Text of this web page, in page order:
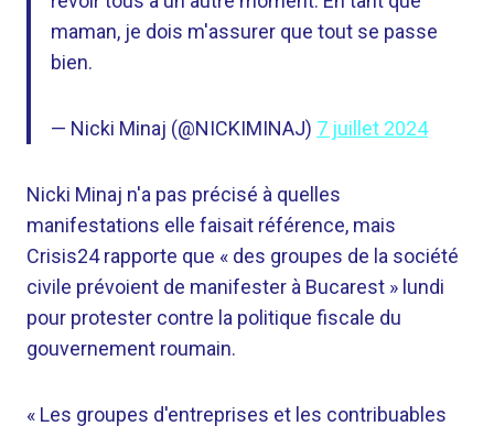
maman, je dois m'assurer que tout se passe
bien.
— Nicki Minaj (@NICKIMINAJ) 7 juillet 2024
Nicki Minaj n'a pas précisé à quelles
manifestations elle faisait référence, mais
Crisis24 rapporte que « des groupes de la société
civile prévoient de manifester à Bucarest » lundi
pour protester contre la politique fiscale du
gouvernement roumain.
« Les groupes d'entreprises et les contribuables